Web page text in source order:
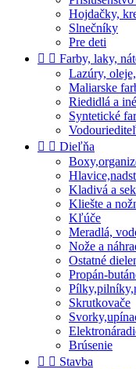
Hojdačky,
Slnečníky
Pre deti
  Farby, laky,
Lazúry,
Maliarske
Riedidlá a iné
Syntetické
  Dieľňa
Kladivá a
Kliešte a
Kľúče
Meradlá,
Nože a
Ostatné
Propán-
Skrutkovače
Brúsenie
  Stavba